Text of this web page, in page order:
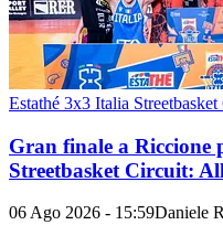
Estathé 3x3 Italia
Gran finale a Riccione
Streetbasket Circuit:
06 Ago 2026 - 15:59Daniele